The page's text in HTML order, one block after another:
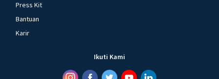
Press Kit
Bantuan
Karir
Ikuti Kami